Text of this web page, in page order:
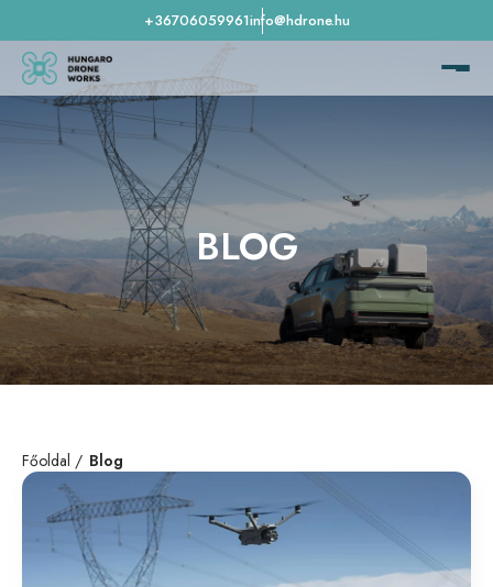
+36706059961info@hdrone.hu
BLOG
Főoldal Blog